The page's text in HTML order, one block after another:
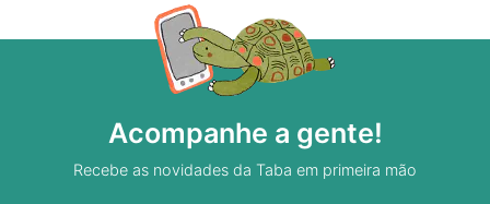
Acompanhe a gente!
Recebe as novidades da Taba em primeira mão